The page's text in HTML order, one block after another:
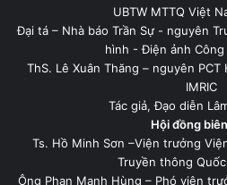
UBTW MTTQ Việt
Đại tá – Nhà báo Trần Sự - nguyên
hình - Điện ảnh Công
ThS. Lê Xuân Thăng – nguyên
IMRIC
Tác giả, Đạo diễn
Hội đồng
Ts. Hồ Minh Sơn –Viện trưởng
Truyền thông
Ông Phan Mạnh Hùng – Phó viện